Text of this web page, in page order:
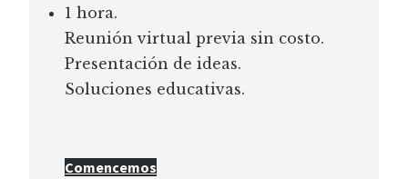
1 hora.
Reunión virtual previa sin costo.
Presentación de ideas.
Soluciones educativas.
Comencemos